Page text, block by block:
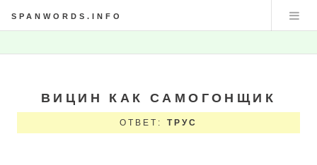
SPANWORDS.INFO
ВИЦИН КАК САМОГОНЩИК
ОТВЕТ: ТРУС